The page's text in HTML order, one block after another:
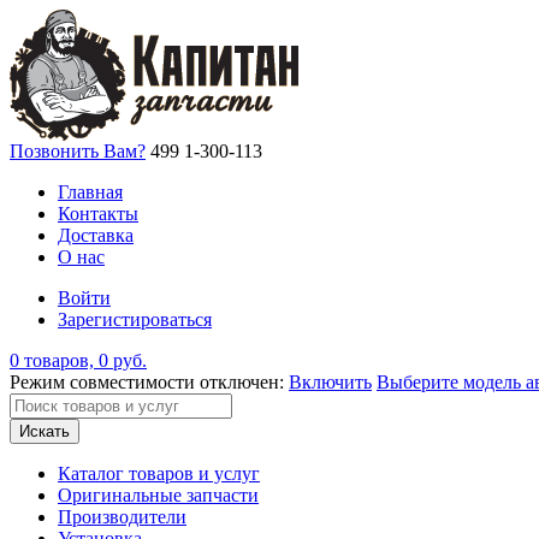
Позвонить Вам? 499 1-300-113
Главная
Контакты
Доставка
О нас
Войти
Зарегистироваться
0 товаров, 0 руб.
Режим совместимости отключен: Включить Выберите модель
Искать
Каталог товаров и услуг
Оригинальные запчасти
Производители